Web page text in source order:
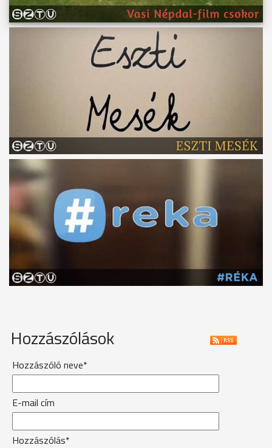
Hozzászólások
Hozzászóló neve*
E-mail cím
Hozzászólás*